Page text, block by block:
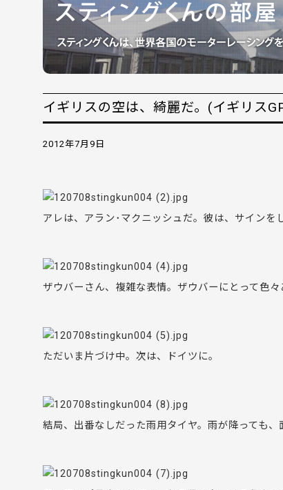
イギリスの空は、綺麗だ。(イギリス
2012年7月9日
アレは、アラン･マクニッシュだ。彼は、サインを
ザウバーさん、複雑な表情。ザウバーにとって色々
ただいま片づけ中。次は、ドイツに。
結局、出番なしだった雨用タイヤ。雨が降っても、